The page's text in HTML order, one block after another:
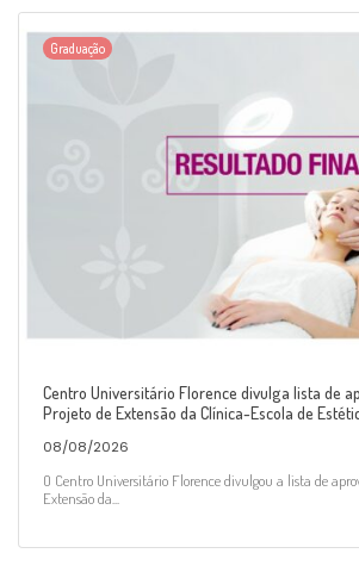
Graduação
Centro Universitário Florence divulga lista de
Projeto de Extensão da Clínica-Escola de
08/08/2026
O Centro Universitário Florence divulgou a lista de
Extensão da...